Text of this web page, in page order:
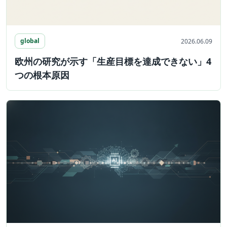
global 2026.06.09
欧州の研究が示す「生産目標を達成できない」4
つの根本原因